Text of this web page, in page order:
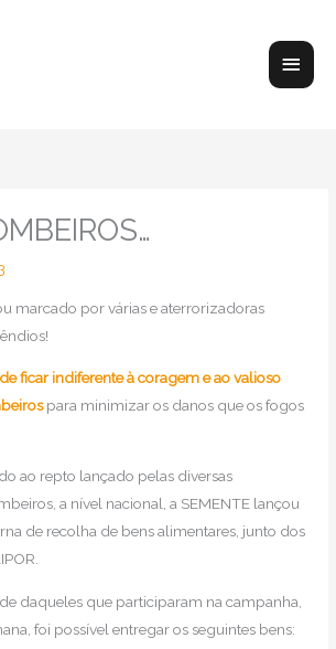
Main
marcado por várias e aterrorizadoras
ficar indiferente à coragem e ao valioso
para minimizar os danos que os fogos
ao repto lançado pelas diversas
a nível nacional, a SEMENTE lançou
de recolha de bens alimentares, junto dos
daqueles que participaram na campanha,
foi possível entregar os seguintes bens: